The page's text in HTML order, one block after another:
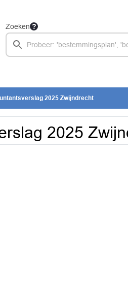
Zoeken
2025 Zwijndrecht
2025